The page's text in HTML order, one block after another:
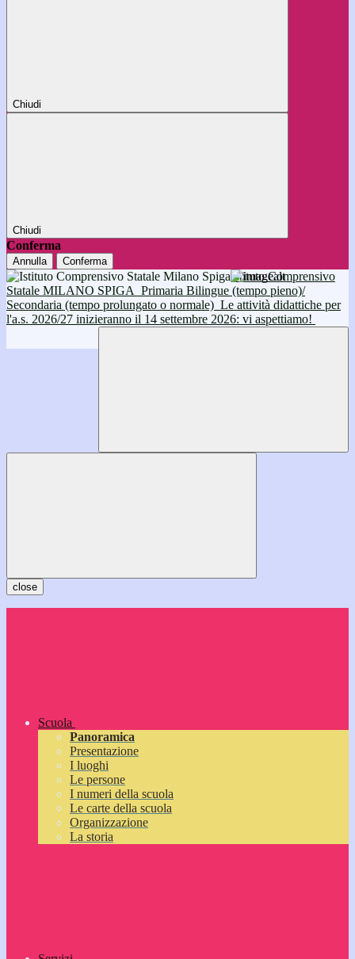
Chiudi
Chiudi
Conferma
Annulla Conferma
Istituto Comprensivo
Statale MILANO SPIGA Primaria Bilingue (tempo pieno)/
Secondaria (tempo prolungato o normale) Le attività didattiche per
l'a.s. 2026/27 inizieranno il 14 settembre 2026: vi aspettiamo!
close
Scuola
Panoramica
Presentazione
I luoghi
Le persone
I numeri della scuola
Le carte della scuola
Organizzazione
La storia